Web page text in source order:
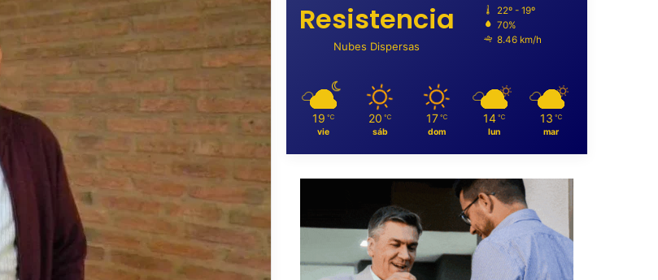
Resistencia
Nubes Dispersas
22º - 19º
70%
8.46 km/h
19 ℃
vie
20 ℃
sáb
17 ℃
dom
14 ℃
lun
13 ℃
mar